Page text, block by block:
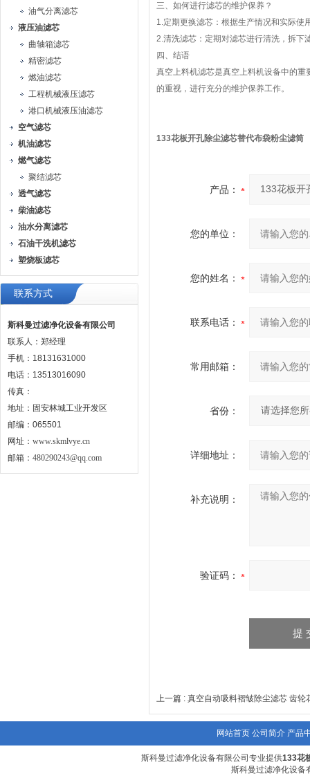
油气分离滤芯
液压油滤芯
曲轴箱滤芯
精密滤芯
燃油滤芯
工程机械液压滤芯
港口机械液压油滤芯
空气滤芯
机油滤芯
燃气滤芯
聚结滤芯
透气滤芯
柴油滤芯
油水分离滤芯
石油干洗机滤芯
塑烧板滤芯
联系方式
斯科曼过滤净化设备有限公司
联系人：郑经理
手机：18131631000
电话：13513016090
传真：
地址：固安林城工业开发区
邮编：065501
网址： www.skmlvye.cn
邮箱： 480290243@qq.com
三、如何进行滤芯的维护保养？
1.定期更换滤芯：根据生产情况和实际使
2.清洗滤芯：定期对滤芯进行清洗，拆下
四、结语
真空上料机滤芯是真空上料机设备中的
的重视，进行充分的维护保养工作。
133花板开孔除尘滤芯替代布袋粉尘滤筒
产品：
您的单位：
您的姓名：
联系电话：
常用邮箱：
省份：
详细地址：
补充说明：
验证码：
上一篇 : 真空自动吸料褶皱除尘滤芯 齿轮
网站首页 公司简介 产品
斯科曼过滤净化设备有限公司专业提供133花
斯科曼过滤净化设备